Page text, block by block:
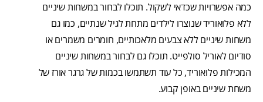
כמה אפשרויות שכדאי לשקול. תוכלו לבחור במשחות שיניים
ללא פלואוריד שנוצרו לילדים מתחת לגיל שנתיים, כמו גם
משחות שיניים ללא צבעים מלאכותיים, חומרים משמרים או
סודיום לאוריל סולפייט. תוכלו גם לבחור במשחות שיניים
המכילות פלואוריד, כל עוד תשתמשו בכמות של גרגר אורז של
משחת שיניים באופן קבוע.